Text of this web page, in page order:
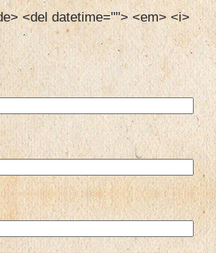
<del datetime=""> <em> <i>